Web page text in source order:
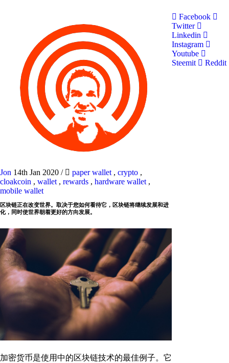
Jon 14th Jan 2020 / paper wallet , crypto ,
cloakcoin , wallet , rewards , hardware wallet ,
mobile wallet
区块链正在改变世界。取决于您如何看待它，区块链将继续发展和进
化，同时使世界朝着更好的方向发展。
加密货币是使用中的区块链技术的最佳例子。它
Facebook
Twitter
Linkedin
Instagram
Youtube
Steemit
Reddit